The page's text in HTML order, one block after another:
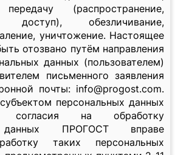
передачу (распространение,
доступ), обезличивание,
уничтожение. Настоящее
отозвано путём направления
данных (пользователем)
письменного заявления
почты: info@progost.com.
персональных данных
согласия на обработку
данных ПРОГОСТ вправе
таких персональных